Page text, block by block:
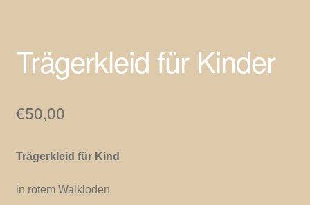
Trägerkleid für Kinder
€50,00
Trägerkleid für Kind
in rotem Walkloden